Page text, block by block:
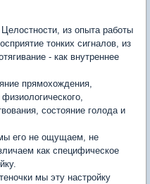
из опыта работы
тонких сигналов, из
- как внутреннее
прямохождения,
состояние голода и
его не ощущаем, не
как специфическое
мы эту настройку